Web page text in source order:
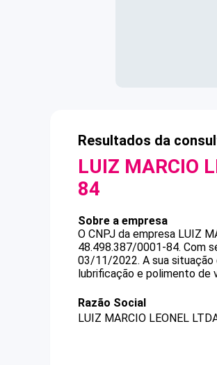
Resultados da
LUIZ MARCIO
84
Sobre a empresa
O CNPJ da empresa LUIZ
48.498.387/0001-84. Com
03/11/2022. A sua
lubrificação e polimento de
Razão Social
LUIZ MARCIO LEONEL